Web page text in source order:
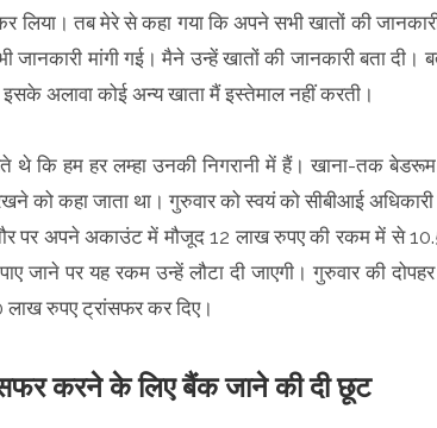
लिया। तब मेरे से कहा गया कि अपने सभी खातों की
जानकारी मांगी गई। मैने उन्हें खातों की जानकारी बता
अलावा कोई अन्य खाता मैं इस्तेमाल नहीं करती।
थे कि हम हर लम्हा उनकी निगरानी में हैं। खाना-तक
को कहा जाता था। गुरुवार को स्वयं को सीबीआई
पर अपने अकाउंट में मौजूद 12 लाख रुपए की रकम में से
जाने पर यह रकम उन्हें लौटा दी जाएगी। गुरुवार की
लाख रुपए ट्रांसफर कर दिए।
करने के लिए बैंक जाने की दी छूट